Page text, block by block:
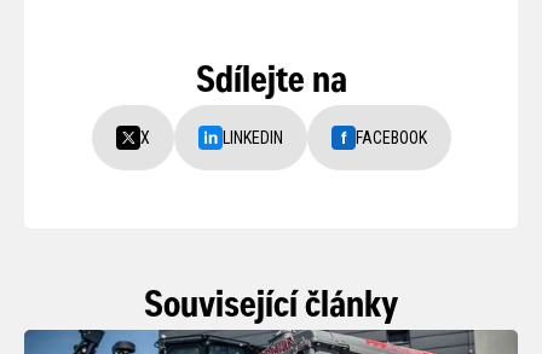
Sdílejte na
X LINKEDIN FACEBOOK
Související články